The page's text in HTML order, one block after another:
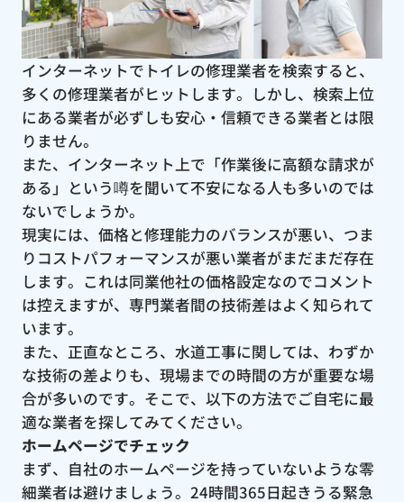
インターネットでトイレの修理業者を検索すると、
多くの修理業者がヒットします。しかし、検索上位
にある業者が必ずしも安心・信頼できる業者とは限
りません。
また、インターネット上で「作業後に高額な請求が
ある」という噂を聞いて不安になる人も多いのでは
ないでしょうか。
現実には、価格と修理能力のバランスが悪い、つま
りコストパフォーマンスが悪い業者がまだまだ存在
します。これは同業他社の価格設定なのでコメント
は控えますが、専門業者間の技術差はよく知られて
います。
また、正直なところ、水道工事に関しては、わずか
な技術の差よりも、現場までの時間の方が重要な場
合が多いのです。そこで、以下の方法でご自宅に最
適な業者を探してみてください。
ホームページでチェック
まず、自社のホームページを持っていないような零
細業者は避けましょう。24時間365日起きうる緊急